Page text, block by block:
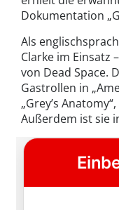
Dokumentation
Als
Clarke im Einsatz
von Dead Space.
Gastrollen in
„Grey’s Anatomy“,
Außerdem ist sie